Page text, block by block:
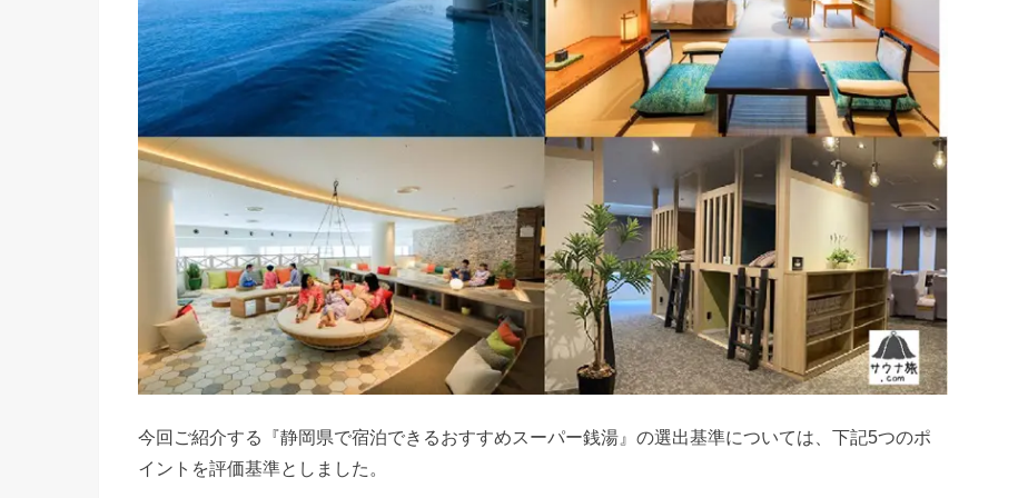
今回ご紹介する『静岡県で宿泊できるおすすめスーパー銭湯』の選出基準については、下記5つのポ
イントを評価基準としました。